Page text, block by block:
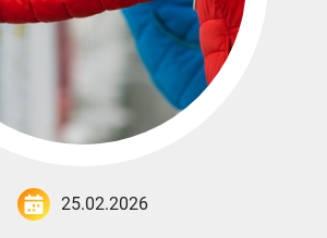
25.02.2026